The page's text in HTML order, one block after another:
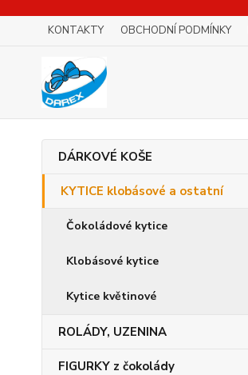
KONTAKTY OBCHODNÍ PODMÍNKY
DÁRKOVÉ KOŠE
KYTICE klobásové a ostatní
Čokoládové kytice
Klobásové kytice
Kytice květinové
ROLÁDY, UZENINA
FIGURKY z čokolády